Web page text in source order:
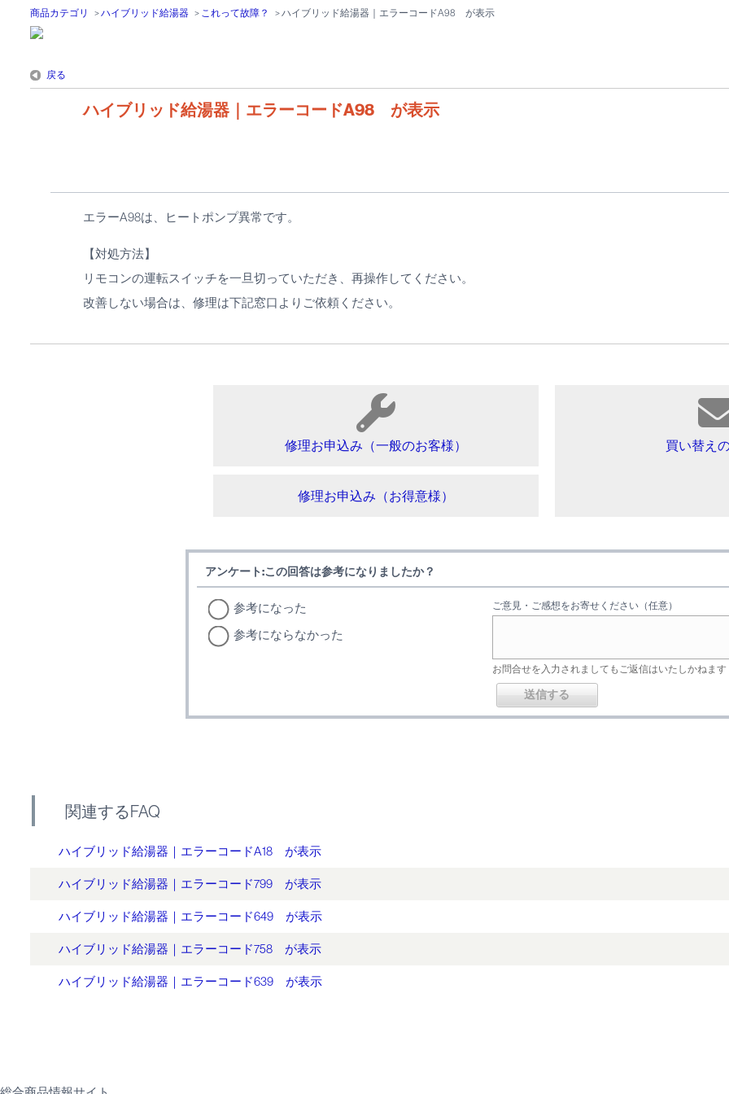
商品カテゴリ >ハイブリッド給湯器 > これって故障？ >ハイブリッド給湯器｜エラーコードA98 が表示
戻る
ハイブリッド給湯器｜エラーコードA98 が表示
エラーA98は、ヒートポンプ異常です。
【対処方法】
リモコンの運転スイッチを一旦切っていただき、再操作してください。
改善しない場合は、修理は下記窓口よりご依頼ください。
修理お申込み（一般のお客様）
修理お申込み（お得意様）
買い替え
アンケート:この回答は参考になりましたか？
参考になった
参考にならなかった
ご意見・ご感想をお寄せください（任意）
お問合せを入力されましてもご返信はいたしかねます
関連するFAQ
ハイブリッド給湯器｜エラーコードA18 が表示
ハイブリッド給湯器｜エラーコード799 が表示
ハイブリッド給湯器｜エラーコード649 が表示
ハイブリッド給湯器｜エラーコード758 が表示
ハイブリッド給湯器｜エラーコード639 が表示